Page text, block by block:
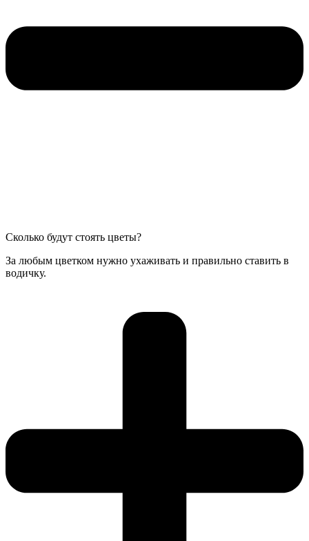
Сколько будут стоять цветы?
За любым цветком нужно ухаживать и правильно ставить в
водичку.